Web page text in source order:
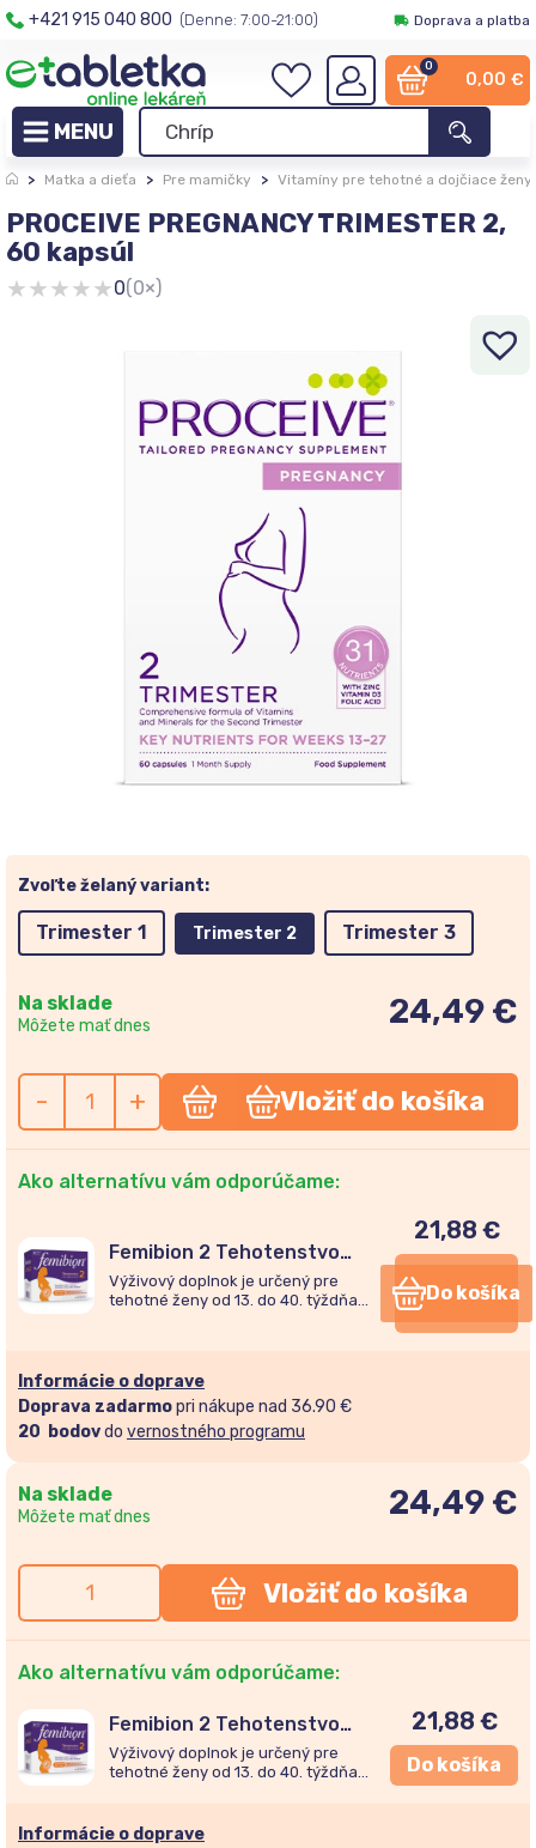
+421 915 040 800 (Denne: 7:00-21:00) Doprava a platba
0
0,00 €
> Matka a dieťa > Pre mamičky > Vitamíny pre tehotné a dojčiace ženy
PROCEIVE PREGNANCY TRIMESTER 2,
60 kapsúl
★★★★★0(0×)
Zvoľte želaný variant:
Trimester 1 Trimester 2 Trimester 3
Na sklade
Môžete mať dnes 24,49 €
- + Vložiť do košíka
Ako alternatívu vám odporúčame:
Femibion 2 Tehotenstvo
28tbl + 28cps
Výživový doplnok je určený pre
tehotné ženy od 13. do 40. týždňa
21,88 €
Do košíka
Informácie o doprave
Doprava zadarmopri nákupe nad 36.90 €
20 bodovdo vernostného programu
Na sklade
Môžete mať dnes 24,49 €
Vložiť do košíka
Ako alternatívu vám odporúčame:
Femibion 2 Tehotenstvo
28tbl + 28cps
Výživový doplnok je určený pre
tehotné ženy od 13. do 40. týždňa
21,88 €
Do košíka
Informácie o doprave